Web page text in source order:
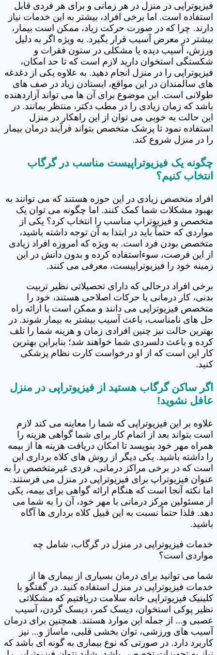
فیزیوتراپی در منزل در هر زمانی و برای هر فردی قابل
استفاده است. اما برخی افراد، بیشتر به این خدمات نیاز
دارند. چرا که در صورت حرکت زیاد، ممکن است بیمار،
بیشتر در معرض آسیب قرار بگیرد. به ویژه اگر به دلیل
ورزش، آسیب دیده یا مشکلی در ستون فقرات و
شکستگی استخوان دارید لازم است که تا حد امکان،
فیزیوتراپی را در منزل انجام دهید. به علاوه یکی از دغدغه
های سالمندان در این مواقع، ایستادن زیاد در صف های
طولانی است. این موضوع برای آن ها می تواند آزاردهنده
باشد که زمان زیادی را در مطب دکتر، منتظر بمانند. در
این حالت به خوبی می توان از این راهکار در منزل
استفاده نمود تا پزشک متخصص بتواند فرآیند درمان بیمار
را در منزل شروع کند.
چگونه یک فیزیوتراپیست مناسب در گرگاب
انتخاب کنیم؟
افراد متخصص زیادی در این حوزه هستند که می توانند به
بهبود مشکلات شما کمک کنند. اما چگونه می توان یک
متخصص و فیزیوتراپ مناسب را انتخاب کرد؟ یکی از
مواردی که حتماً باید در ابتدا به آن توجه داشته باشید،
متخصص بودن فرد است. به ویژه که امروزه افراد زیادی
از این فرصت، سوءاستفاده کرده و بدون دانش در این
زمینه خود را فیزیوتراپیست، معرفی می کنند.
برخی افراد درحالی که دارای تحصیلاتی نظیر تربیت
بدنی، کار درمانی یا حرکات اصلاحی هستند، خود را
متخصص فیزیوتراپی می دانند و ممکن است با ارائه راه
حل های نامناسب، باعث آسیب بیشتر به بیمار شوند. در
بهترین حالت نیز چنین افرادی زمان و هزینه شما را تلف
کرده و باعث دلسردی شما خواهند شد؛ بنابراین بهترین
کار این است که از او درخواست کارت نظام پزشکی
کنید.
اگر ساکن گرگاب هستید از فیزیوتراپی در منزل
عافل نشوید!
علاوه بر این فیزیوتراپی که شما را معاینه می کند لازم
است بتواند بعد از اتمام کار برای شما گواهی هزینه را
همراه مهر خود بنویسد تا امکان دریافت هزینه ها از بیمه
را داشته باشید. یکی دیگر از روش های کلاه برداری این
است که در برخی مراکز درمانی، فردی غیرمتخصص را به
عنوان فیزیوتراپ برای فیزیوتراپی در منزل می فرستند.
اما نکته آنجا است که هنگام ارائه گواهی برای بیمه، یکی
از مسئولین مرکز درمانی با مهر خود، آن را به شما می
دهد. فلذا حتماً نسبت به این قبیل کلاه برداری ها آگاه
باشید.
خدمات فیزیوتراپی در منزل در گرگاب، شامل چه
مواردی است؟
شما می توانید برای درمان بسیاری از بیماری ها از
خدمات فیزیوتراپی در منزل استفاده کنید. در گفتگو با
کلینیک فیزیوتراپی خانه سلامت دریافتیم که مشکلاتی
نظیر پوکی استخوان، دیسک کمر، دیسک گردن، آسیب
عصبی و... از جمله این موارد هستند. همچنین برای درمان
آسیب های ورزشی، توان بخشی قلبی، ماساژ و... نیز
کاربرد دارد. در صورتی که نوع بیماری به گونه ای باشد که